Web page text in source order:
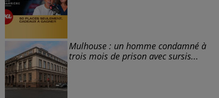
Mulhouse : un homme condamné à
trois mois de prison avec sursis...